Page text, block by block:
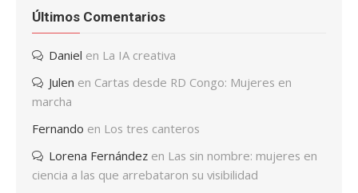
Últimos Comentarios
Daniel en La IA creativa
Julen en Cartas desde RD Congo: Mujeres en
marcha
Fernando en Los tres canteros
Lorena Fernández en Las sin nombre: mujeres en
ciencia a las que arrebataron su visibilidad